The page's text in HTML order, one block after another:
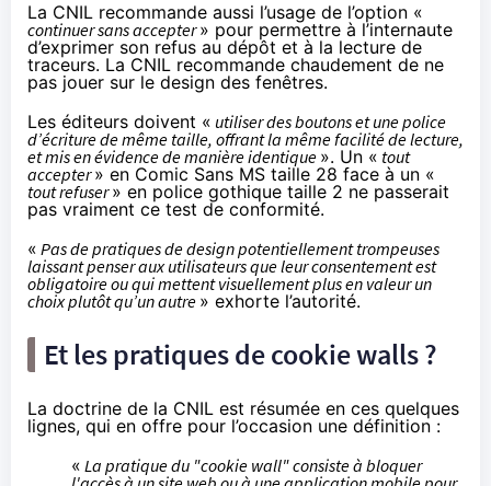
La CNIL recommande aussi l’usage de l’option «
continuer sans accepter» pour permettre à l’internaute
d’exprimer son refus au dépôt et à la lecture de
traceurs. La CNIL recommande chaudement de ne
pas jouer sur le design des fenêtres.
Les éditeurs doivent « utiliser des boutons et une police
d’écriture de même taille, offrant la même facilité de lecture,
et mis en évidence de manière identique ». Un « tout
accepter» en Comic Sans MS taille 28 face à un «
tout refuser» en police gothique taille 2 ne passerait
pas vraiment ce test de conformité.
« Pas de pratiques de design potentiellement trompeuses
laissant penser aux utilisateurs que leur consentement est
obligatoire ou qui mettent visuellement plus en valeur un
choix plutôt qu’un autre » exhorte l’autorité.
Et les pratiques de cookie walls ?
La doctrine de la CNIL est résumée en ces quelques
lignes, qui en offre pour l’occasion une définition :
« La pratique du "cookie wall" consiste à bloquer